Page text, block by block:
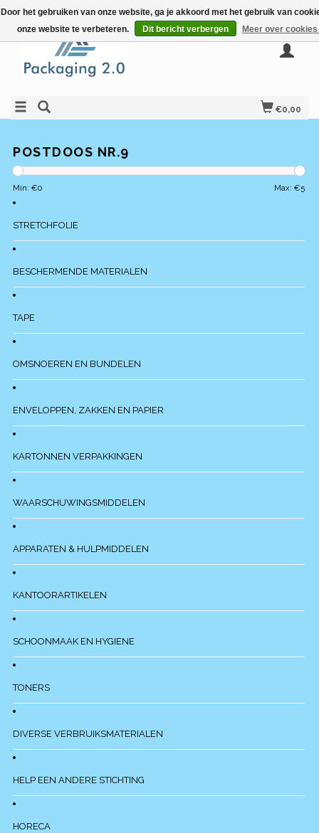
€0,00
POSTDOOS NR.9
Min: €0 Max: €5
STRETCHFOLIE
BESCHERMENDE MATERIALEN
TAPE
OMSNOEREN EN BUNDELEN
ENVELOPPEN, ZAKKEN EN PAPIER
KARTONNEN VERPAKKINGEN
WAARSCHUWINGSMIDDELEN
APPARATEN & HULPMIDDELEN
KANTOORARTIKELEN
SCHOONMAAK EN HYGIENE
TONERS
DIVERSE VERBRUIKSMATERIALEN
HELP EEN ANDERE STICHTING
HORECA
Door het gebruiken van onze website, ga je akkoord met het gebruik van
onze website te verbeteren.
Dit bericht verbergen Meer over cookies